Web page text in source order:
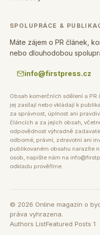
SPOLUPRÁCE &
Máte zájem o PR článek,
nebo dlouhodobou
info@firstpress.cz
Obsah komerčních sdělení a
jej zasílají nebo vkládají k
za správnost, úplnost ani
článcích a za jejich obsah,
odpovědnost výhradně
odborné, právní, zdravotní ani
publikovaném obsahu narazíte
osob, napište nám na
odkladu prověříme.
© 2026 Online magazín o
práva vyhrazena.
Authors ListFeatured Posts 1